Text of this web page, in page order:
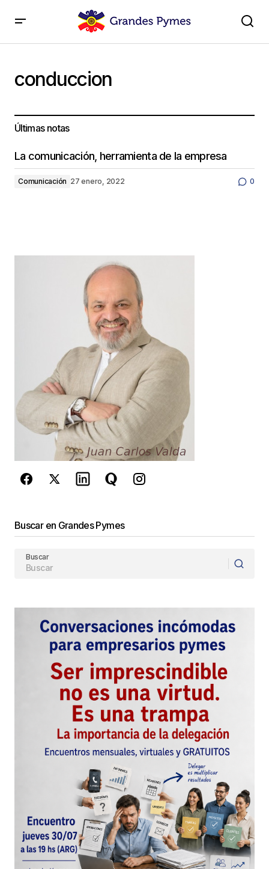
conduccion
Últimas notas
La comunicación, herramienta de la empresa
Comunicación 27 enero, 2022 0
Buscar en Grandes Pymes
Buscar